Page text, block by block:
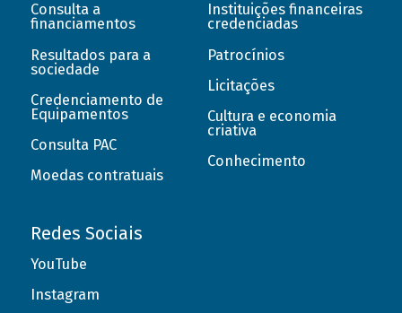
Consulta a
financiamentos
Resultados para a
sociedade
Credenciamento de
Equipamentos
Consulta PAC
Moedas contratuais
Instituições financeiras
credenciadas
Patrocínios
Licitações
Cultura e economia
criativa
Conhecimento
Redes Sociais
YouTube
Instagram